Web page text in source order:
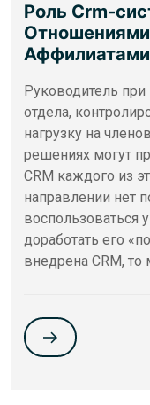
Роль Crm-
Аффилиатами
Руководитель при
отдела,
нагрузку на
решениях могут
CRM каждого из
направлении нет
воспользоваться
доработать его
внедрена CRM,